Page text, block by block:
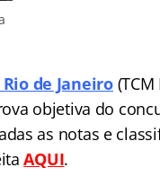
de Janeiro(TCM
objetiva do
as notas e
AQUI.